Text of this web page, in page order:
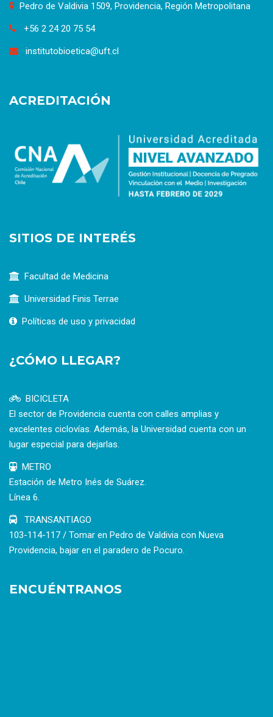
Pedro de Valdivia 1509, Providencia, Región Metropolitana
+56 2 24 20 75 54
institutobioetica@uft.cl
ACREDITACIÓN
SITIOS DE INTERÉS
Facultad de Medicina
Universidad Finis Terrae
Políticas de uso y privacidad
¿CÓMO LLEGAR?
BICICLETA
El sector de Providencia cuenta con calles amplias y
excelentes ciclovías. Además, la Universidad cuenta con un
lugar especial para dejarlas.
METRO
Estación de Metro Inés de Suárez.
Línea 6.
TRANSANTIAGO
103-114-117 / Tomar en Pedro de Valdivia con Nueva
Providencia, bajar en el paradero de Pocuro.
ENCUÉNTRANOS